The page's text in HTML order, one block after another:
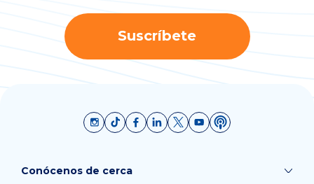
Suscríbete
Conócenos de cerca